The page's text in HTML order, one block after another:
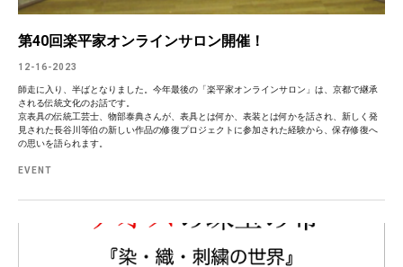
第40回楽平家オンラインサロン開催！
12-16-2023
師走に入り、半ばとなりました。今年最後の「楽平家オンラインサロン」は、京都で継承
される伝統文化のお話です。
京表具の伝統工芸士、物部泰典さんが、表具とは何か、表装とは何かを話され、新しく発
見された長谷川等伯の新しい作品の修復プロジェクトに参加された経験から、保存修復へ
の思いを語られます。
EVENT